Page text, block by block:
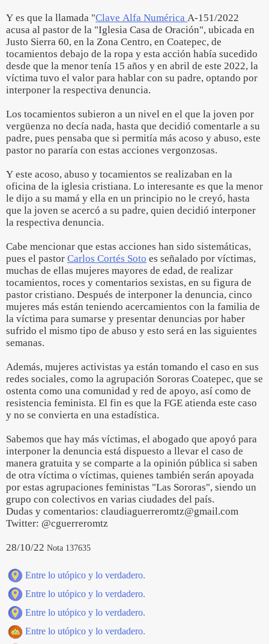
Y es que la llamada "Clave Alfa Numérica A-151/2022
acusa al pastor de la "Iglesia Casa de Oración", ubicada en
Justo Sierra 60, en la Zona Centro, en Coatepec, de
tocamientos debajo de la ropa y esta acción había sucedido
desde que la menor tenía 15 años y en abril de este 2022, la
víctima tuvo el valor para hablar con su padre, optando por
interponer la respectiva denuncia.
Los tocamientos subieron a un nivel en el que la joven por
vergüenza no decía nada, hasta que decidió comentarle a su
padre, pues pensaba que si permitía más acoso y abuso, este
pastor no pararía con estas acciones vergonzosas.
Y este acoso, abuso y tocamientos se realizaban en la
oficina de la iglesia cristiana. Lo interesante es que la menor
le dijo a su mamá y ella en un principio no le creyó, hasta
que la joven se acercó a su padre, quien decidió interponer
la respectiva denuncia.
Cabe mencionar que estas acciones han sido sistemáticas,
pues el pastor Carlos Cortés Soto es señalado por víctimas,
muchas de ellas mujeres mayores de edad, de realizar
tocamientos, roces y comentarios sexistas, en su figura de
pastor cristiano. Después de interponer la denuncia, cinco
mujeres más están teniendo acercamientos con la familia de
la víctima para sumarse y presentar denuncias por haber
sufrido el mismo tipo de abuso y esto será en las siguientes
semanas.
Además, mujeres activistas ya están tomando el caso en sus
redes sociales, como la agrupación Sororas Coatepec, que se
ostenta como una comunidad y red de apoyo, así como de
resistencia feminista. El fin es que la FGE atienda este caso
y no se convierta en una estadística.
Sabemos que hay más víctimas, el abogado que apoyó para
interponer la denuncia está dispuesto a llevar el caso de
manera gratuita y se comparte a la opinión pública si saben
de otra víctima o víctimas, quienes también serán apoyada
por estas agrupaciones feministas "Las Sororas", siendo un
grupo con colectivos en varias ciudades del país.
Dudas y comentarios: claudiaguerreromtz@gmail.com
Twitter: @cguerreromtz
28/10/22 Nota 137635
Entre lo utópico y lo verdadero.
Entre lo utópico y lo verdadero.
Entre lo utópico y lo verdadero.
Entre lo utópico y lo verdadero.